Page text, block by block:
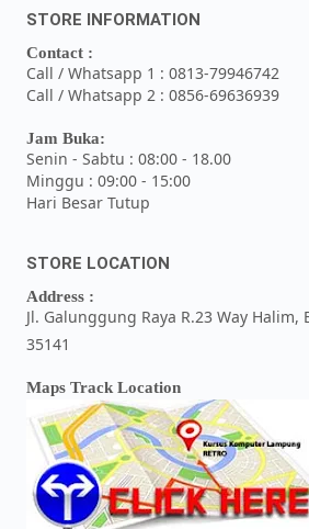
STORE INFORMATION
Contact :
Call / Whatsapp 1 : 0813-79946742
Call / Whatsapp 2 : 0856-69636939
Jam Buka:
Senin - Sabtu : 08:00 - 18.00
Minggu : 09:00 - 15:00
Hari Besar Tutup
STORE LOCATION
Address :
Jl. Galunggung Raya R.23 Way
35141
Maps Track Location